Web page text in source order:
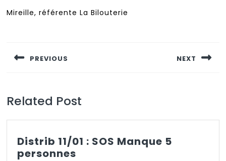
Mireille, référente La Bilouterie
l’article
PREVIOUS NEXT
Related Post
Distrib 11/01 : SOS Manque 5
personnes